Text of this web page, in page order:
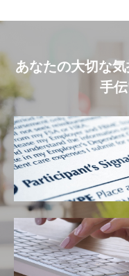
あなたの大切な
手伝